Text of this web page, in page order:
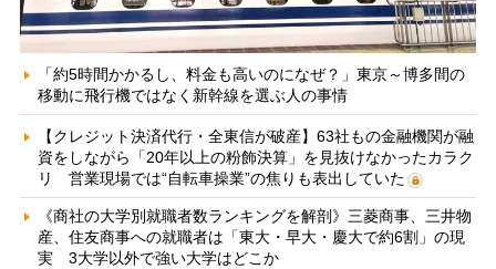
「約5時間かかるし、料金も高いのになぜ？」東京～博多間の
移動に飛行機ではなく新幹線を選ぶ人の事情
【クレジット決済代行・全東信が破産】63社もの金融機関が融
資をしながら「20年以上の粉飾決算」を見抜けなかったカラク
リ 営業現場では“自転車操業”の焦りも表出していた
《商社の大学別就職者数ランキングを解剖》三菱商事、三井物
産、住友商事への就職者は「東大・早大・慶大で約6割」の現
実 3大学以外で強い大学はどこか